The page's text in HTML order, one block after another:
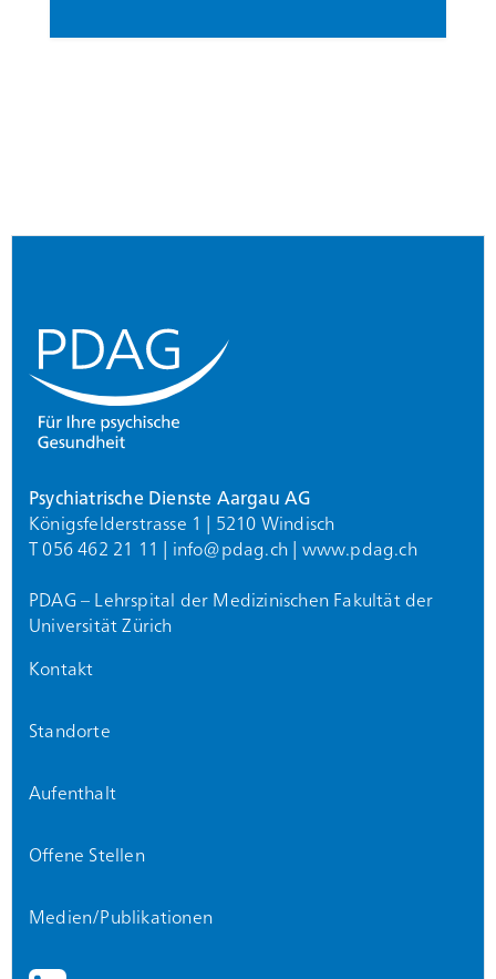
Psychiatrische Dienste Aargau AG
Königsfelderstrasse 1 | 5210 Windisch
T 056 462 21 11 | info@pdag.ch www.pdag.ch
PDAG – Lehrspital der Medizinischen Fakultät der
Universität Zürich
Kontakt
Standorte
Aufenthalt
Offene Stellen
Medien/Publikationen